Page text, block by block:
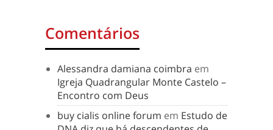
Comentários
Alessandra damiana coimbra em
Igreja Quadrangular Monte Castelo –
Encontro com Deus
buy cialis online forum em Estudo de